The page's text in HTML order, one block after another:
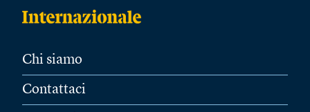
Chi siamo
Contattaci